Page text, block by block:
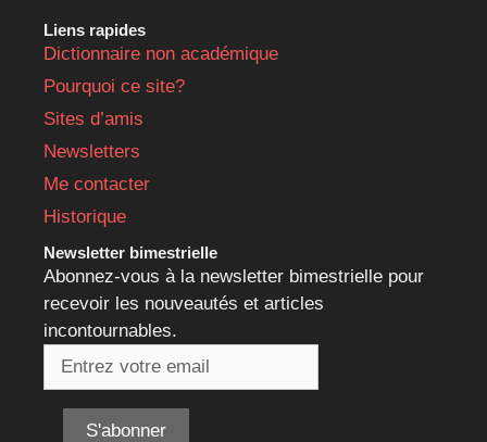
Liens rapides
Dictionnaire non académique
Pourquoi ce site?
Sites d’amis
Newsletters
Me contacter
Historique
Newsletter bimestrielle
Abonnez-vous à la newsletter bimestrielle pour
recevoir les nouveautés et articles
incontournables.